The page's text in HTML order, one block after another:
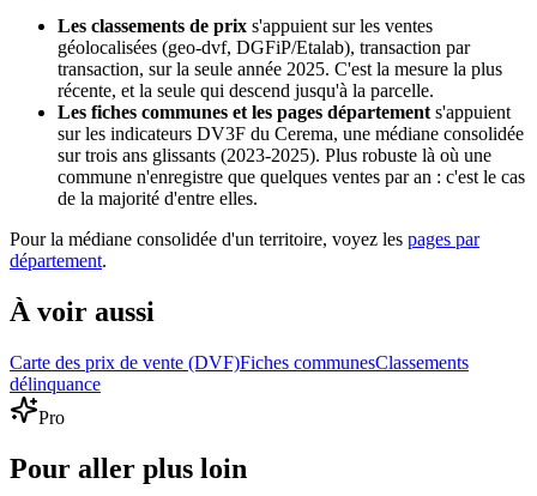
Les classements de prix s'appuient sur les ventes
géolocalisées (geo-dvf, DGFiP/Etalab), transaction par
transaction, sur la seule année 2025. C'est la mesure la plus
récente, et la seule qui descend jusqu'à la parcelle.
Les fiches communes et les pages département s'appuient
sur les indicateurs DV3F du Cerema, une médiane consolidée
sur trois ans glissants (2023-2025). Plus robuste là où une
commune n'enregistre que quelques ventes par an : c'est le cas
de la majorité d'entre elles.
Pour la médiane consolidée d'un territoire, voyez les pages par
département.
À voir aussi
Carte des prix de vente (DVF)Fiches communesClassements
délinquance
Pro
Pour aller plus loin